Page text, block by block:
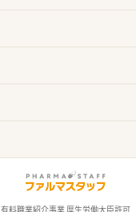
有料職業紹介事業 厚生労働大臣許可